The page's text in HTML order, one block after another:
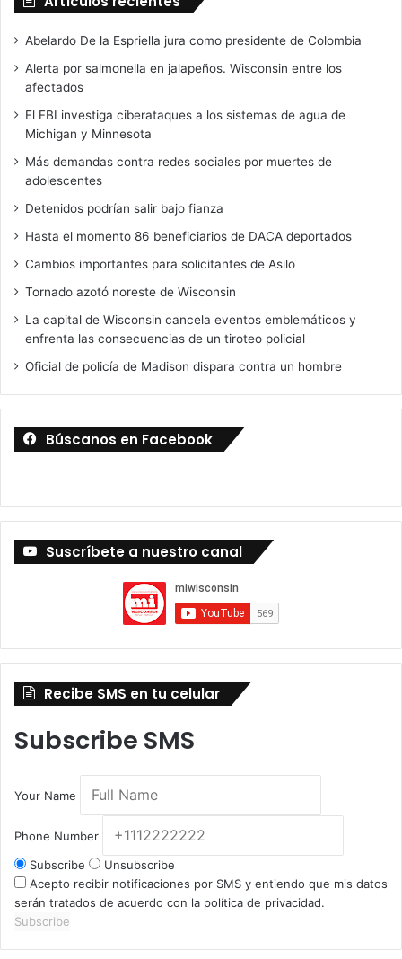
Abelardo De la Espriella jura como presidente de Colombia
Alerta por salmonella en jalapeños. Wisconsin entre los
afectados
El FBI investiga ciberataques a los sistemas de agua de
Michigan y Minnesota
Más demandas contra redes sociales por muertes de
adolescentes
Detenidos podrían salir bajo fianza
Hasta el momento 86 beneficiarios de DACA deportados
Cambios importantes para solicitantes de Asilo
Tornado azotó noreste de Wisconsin
La capital de Wisconsin cancela eventos emblemáticos y
enfrenta las consecuencias de un tiroteo policial
Oficial de policía de Madison dispara contra un hombre
Búscanos en Facebook
Suscríbete a nuestro canal
Recibe SMS en tu celular
Subscribe SMS
Your Name
Phone Number
Subscribe
Unsubscribe
Acepto recibir notificaciones por SMS y entiendo que mis datos
serán tratados de acuerdo con la política de privacidad.
Subscribe